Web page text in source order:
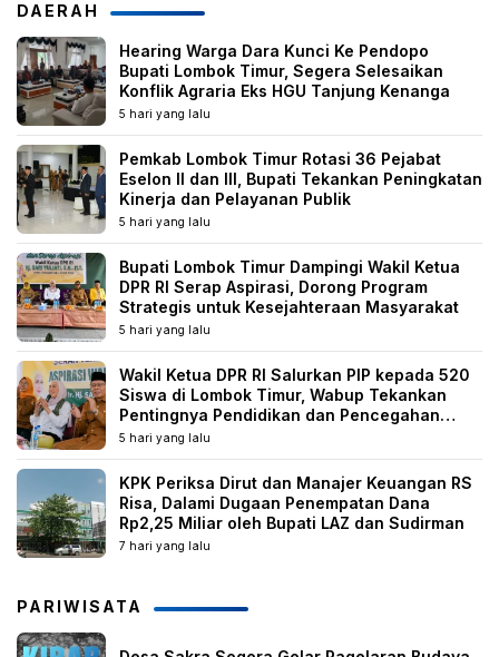
DAERAH
Hearing Warga Dara Kunci Ke Pendopo
Bupati Lombok Timur, Segera Selesaikan
Konflik Agraria Eks HGU Tanjung Kenanga
5 hari yang lalu
Pemkab Lombok Timur Rotasi 36 Pejabat
Eselon II dan III, Bupati Tekankan Peningkatan
Kinerja dan Pelayanan Publik
5 hari yang lalu
Bupati Lombok Timur Dampingi Wakil Ketua
DPR RI Serap Aspirasi, Dorong Program
Strategis untuk Kesejahteraan Masyarakat
5 hari yang lalu
Wakil Ketua DPR RI Salurkan PIP kepada 520
Siswa di Lombok Timur, Wabup Tekankan
Pentingnya Pendidikan dan Pencegahan
Perkawinan Anak
5 hari yang lalu
KPK Periksa Dirut dan Manajer Keuangan RS
Risa, Dalami Dugaan Penempatan Dana
Rp2,25 Miliar oleh Bupati LAZ dan Sudirman
7 hari yang lalu
PARIWISATA